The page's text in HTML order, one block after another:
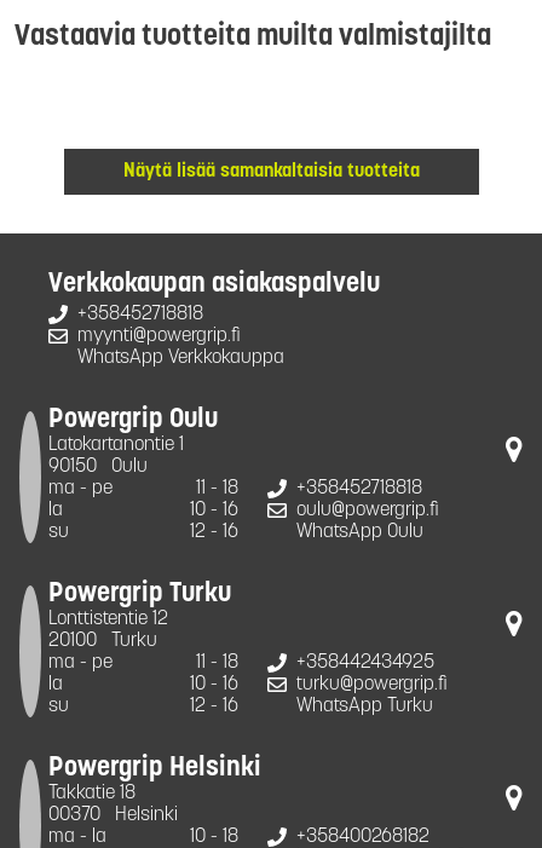
Vastaavia tuotteita muilta valmistajilta
Näytä lisää samankaltaisia tuotteita
Verkkokaupan asiakaspalvelu
+358452718818
myynti@powergrip.fi
WhatsApp Verkkokauppa
Powergrip Oulu
Latokartanontie 1
90150
Oulu
ma - pe
11 - 18
la
10 - 16
su
12 - 16
+358452718818
oulu@powergrip.fi
WhatsApp Oulu
Powergrip Turku
Lonttistentie 12
20100
Turku
ma - pe
11 - 18
la
10 - 16
su
12 - 16
+358442434925
turku@powergrip.fi
WhatsApp Turku
Powergrip Helsinki
Takkatie 18
00370
Helsinki
ma - la
10 - 18
+358400268182